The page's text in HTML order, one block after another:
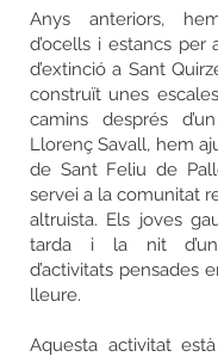
Anys anteriors,
d’ocells i estancs
d’extinció a Sant
construït unes
camins després
Llorenç Savall, hem
de Sant Feliu de
servei a la comunitat
altruista. Els joves
tarda i la nit
d’activitats pensades
lleure.
Aquesta activitat